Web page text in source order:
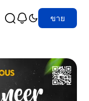
ขาย